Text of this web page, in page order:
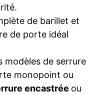
de barillet et
de porte idéal
de serrure
monopoint ou
encastrée ou